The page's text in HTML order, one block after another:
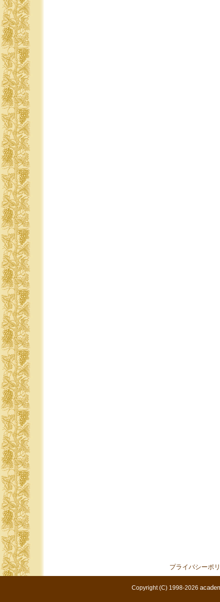
プライバシーポ
Copyright (C) 1998-2026